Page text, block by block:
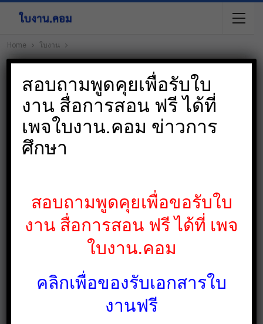
Home ใบงาน
สอบถามพูดคุยเพื่อรับใบ
งาน สื่อการสอน ฟรี ได้ที่
เพจใบงาน.คอม ข่าวการ
ศึกษา
สอบถามพูดคุยเพื่อขอรับใบ
งาน สื่อการสอน ฟรี ได้ที่ เพจ
ใบงาน.คอม
คลิกเพื่อของรับเอกสารใบ
งานฟรี
ปิด